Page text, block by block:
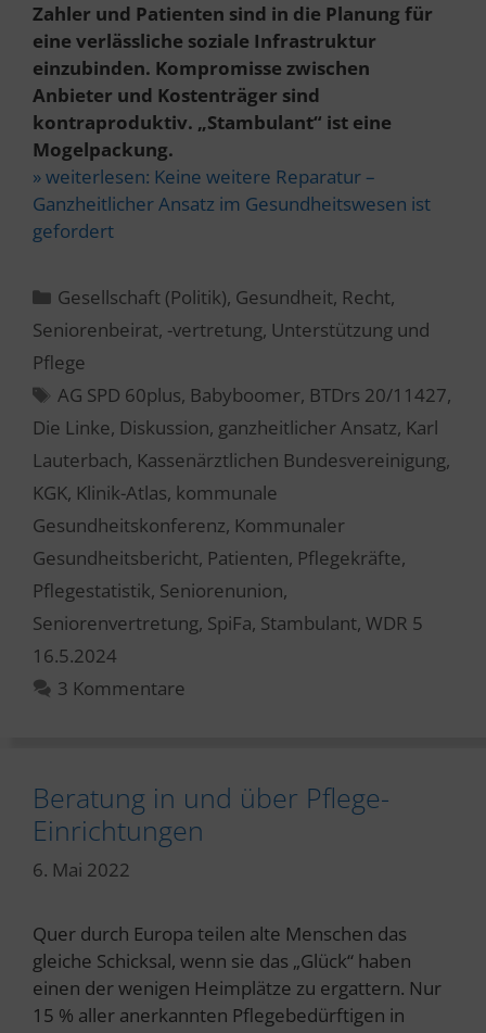
Zahler und Patienten sind in die Planung für
eine verlässliche soziale Infrastruktur
einzubinden. Kompromisse zwischen
Anbieter und Kostenträger sind
kontraproduktiv. „Stambulant“ ist eine
Mogelpackung.
» weiterlesen: Keine weitere Reparatur –
Ganzheitlicher Ansatz im Gesundheitswesen ist
gefordert
Kategorien
Gesellschaft (Politik), Gesundheit, Recht,
Seniorenbeirat, -vertretung, Unterstützung und
Pflege
Schlagwörter
AG SPD 60plus, Babyboomer, BTDrs 20/11427,
Die Linke, Diskussion, ganzheitlicher Ansatz, Karl
Lauterbach, Kassenärztlichen Bundesvereinigung,
KGK, Klinik-Atlas, kommunale
Gesundheitskonferenz, Kommunaler
Gesundheitsbericht, Patienten, Pflegekräfte,
Pflegestatistik, Seniorenunion,
Seniorenvertretung, SpiFa, Stambulant, WDR 5
16.5.2024
3 Kommentare
Beratung in und über Pflege-
Einrichtungen
6. Mai 2022
Quer durch Europa teilen alte Menschen das
gleiche Schicksal, wenn sie das „Glück“ haben
einen der wenigen Heimplätze zu ergattern. Nur
15 % aller anerkannten Pflegebedürftigen in